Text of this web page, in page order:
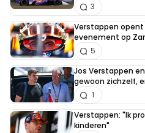
3
Verstappen opent
evenement op
5
Jos Verstappen
gewoon zichzelf,
1
Verstappen: "Ik
kinderen"